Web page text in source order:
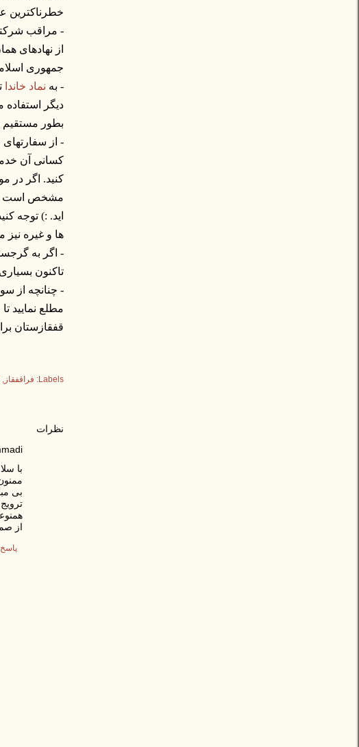
خطرناکترین
- مراقب
از نهادهای
جمهوری
- به نماد خاندا
دیگر استفاده
بطور مستقیم
- از
کسانی آن
کنید. اگر در
مشخص است
اید. :) توجه
ها و غیره
- اگر به
تاکنون
- چنانچه از
مطلع نمایید
قفقازستان برای
Labels: فراقفقاز
نظرات
با
بی
از